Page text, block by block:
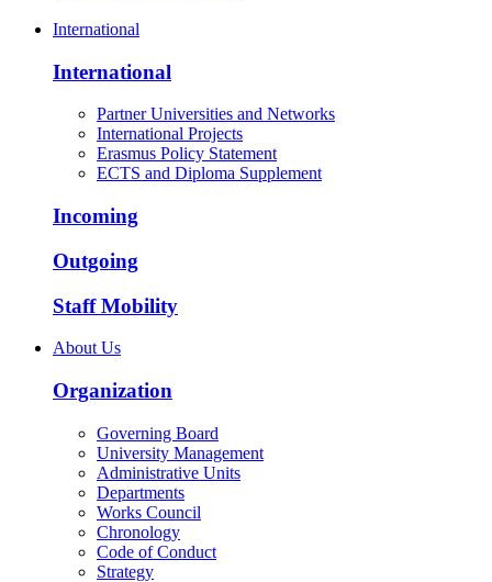
International
International
Partner Universities and Networks
International Projects
Erasmus Policy Statement
ECTS and Diploma Supplement
Incoming
Outgoing
Staff Mobility
About Us
Organization
Governing Board
University Management
Administrative Units
Departments
Works Council
Chronology
Code of Conduct
Strategy